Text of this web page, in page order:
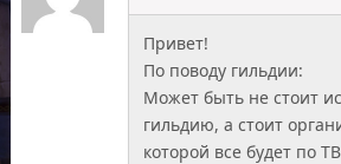
Привет!
По поводу гильдии:
Может быть не стоит
гильдию, а стоит
которой все будет по